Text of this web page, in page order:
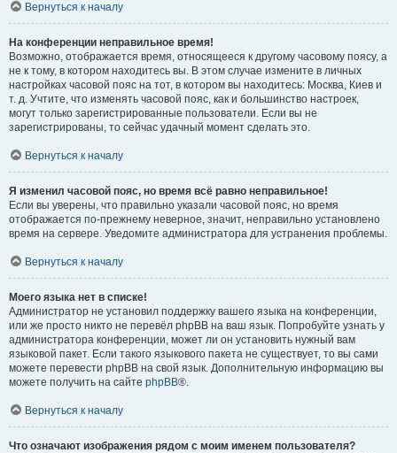
Вернуться к началу
На конференции неправильное время!
Возможно, отображается время, относящееся к другому часовому поясу, а
не к тому, в котором находитесь вы. В этом случае измените в личных
настройках часовой пояс на тот, в котором вы находитесь: Москва, Киев и
т. д. Учтите, что изменять часовой пояс, как и большинство настроек,
могут только зарегистрированные пользователи. Если вы не
зарегистрированы, то сейчас удачный момент сделать это.
Вернуться к началу
Я изменил часовой пояс, но время всё равно неправильное!
Если вы уверены, что правильно указали часовой пояс, но время
отображается по-прежнему неверное, значит, неправильно установлено
время на сервере. Уведомите администратора для устранения проблемы.
Вернуться к началу
Моего языка нет в списке!
Администратор не установил поддержку вашего языка на конференции,
или же просто никто не перевёл phpBB на ваш язык. Попробуйте узнать у
администратора конференции, может ли он установить нужный вам
языковой пакет. Если такого языкового пакета не существует, то вы сами
можете перевести phpBB на свой язык. Дополнительную информацию вы
можете получить на сайте phpBB®.
Вернуться к началу
Что означают изображения рядом с моим именем пользователя?